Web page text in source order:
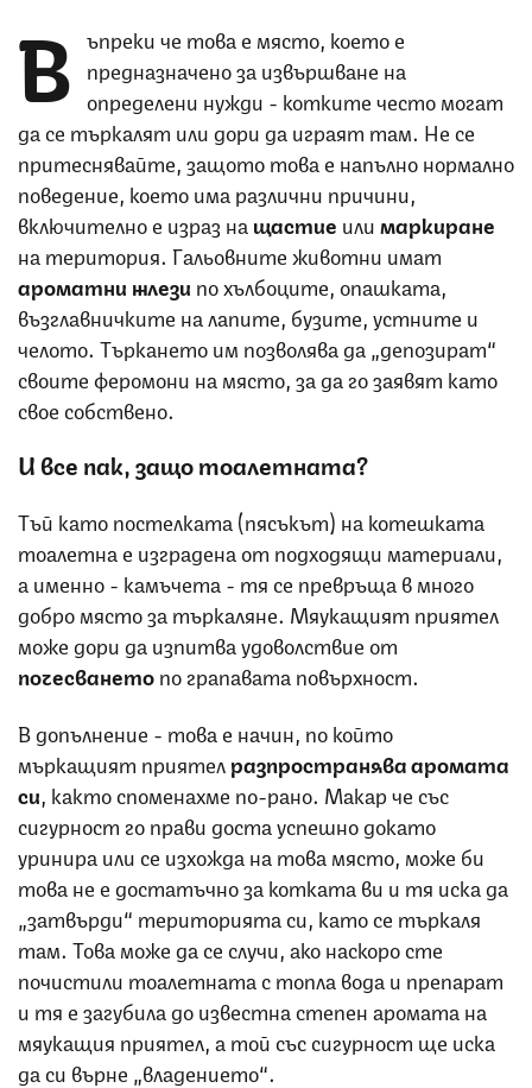
В ъпреки че това е място, което е
предназначено за извършване на
определени нужди - котките често могат
да се търкалят или дори да играят там. Не се
притеснявайте, защото това е напълно нормално
поведение, което има различни причини,
включително e израз на щастие илимаркиране
на територия. Гальовните животни имат
ароматни жлези по хълбоците, опашката,
възглавничките на лапите, бузите, устните и
челото. Търкането им позволява да „депозират“
своите феромони на място, за да го заявят като
свое собствено.
И все пак, защо тоалетната?
Тъй като постелката (пясъкът) на котешката
тоалетна е изградена от подходящи материали,
а именно - камъчета - тя се превръща в много
добро място за търкаляне. Мяукащият приятел
може дори да изпитва удоволствие от
почесванетопо грапавата повърхност.
В допълнение - това е начин, по който
мъркащият приятелразпространява аромата
си , както споменахме по-рано. Макар че със
сигурност го прави доста успешно докато
уринира или се изхожда на това място, може би
това не е достатъчно за котката ви и тя иска да
„затвърди“ територията си, като се търкаля
там. Това може да се случи, ако наскоро сте
почистили тоалетната с топла вода и препарат
и тя е загубила до известна степен аромата на
мяукащия приятел, а той със сигурност ще иска
да си върне „владението“.